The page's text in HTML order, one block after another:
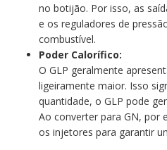
no botijão. Por isso, as
e os reguladores de
combustível.
Poder Calorífico:
O GLP geralmente
ligeiramente maior. Isso
quantidade, o GLP pode
Ao converter para GN, por
os injetores para garantir